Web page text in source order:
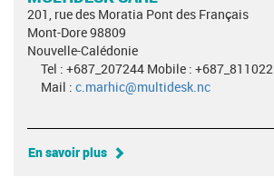
201, rue des Moratia Pont des Français
Mont-Dore 98809
Nouvelle-Calédonie
Tel : +687_207244 Mobile : +687_811022
Mail : c.marhic@multidesk.nc
En savoir plus